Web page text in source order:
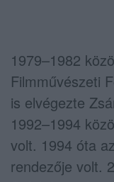
1979–1982
Filmművészeti
is elvégezte
1992–1994
volt. 1994 óta
rendezője volt.